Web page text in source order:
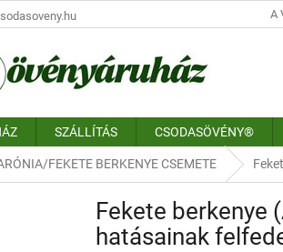
A
SZÁLLÍTÁS CSODASÖVÉNY®
FEKETE BERKENYE CSEMETE
Fekete berkenye
hatásainak